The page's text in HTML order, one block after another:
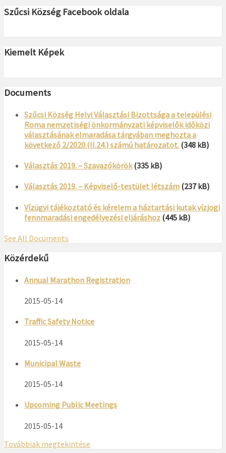
Szűcsi Község Facebook oldala
Kiemelt Képek
Documents
Szűcsi Község Helyi Választási Bizottsága a települési
Roma nemzetiségi önkormányzati képviselők időközi
választásának elmaradása tárgyában meghozta a
következő 2/2020.(II.24.) számú határozatot. (348 kB)
Választás 2019. – Szavazókörök (335 kB)
Választás 2019. – Képviselő-testület létszám (237 kB)
Vízügyi tájékoztató és kérelem a háztartási kutak vízjogi
fennmaradási engedélyezési eljáráshoz (445 kB)
See All Documents
Közérdekű
Annual Marathon Registration
2015-05-14
Traffic Safety Notice
2015-05-14
Municipal Waste
2015-05-14
Upcoming Public Meetings
2015-05-14
Továbbiak megtekintése